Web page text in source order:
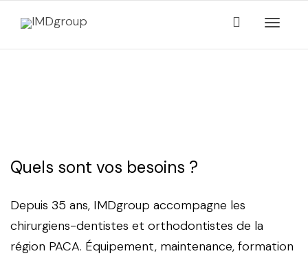
Quels sont vos besoins ?
Depuis 35 ans, IMDgroup accompagne les
chirurgiens-dentistes et orthodontistes de la
région PACA. Équipement, maintenance, formation